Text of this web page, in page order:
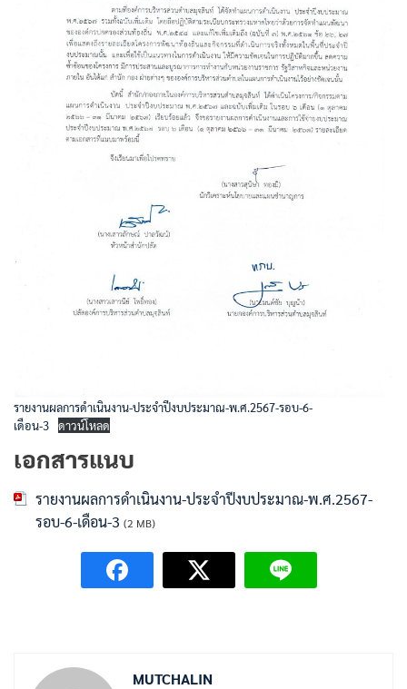
รายงานผลการดำเนินงาน-ประจำปีงบประมาณ-พ.ศ.2567-รอบ-6-
เดือน-3 ดาวน์โหลด
เอกสารแนบ
รายงานผลการดำเนินงาน-ประจำปีงบประมาณ-พ.ศ.2567-
รอบ-6-เดือน-3 (2 MB)
MUTCHALIN